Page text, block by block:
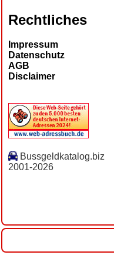
Rechtliches
Impressum
Datenschutz
AGB
Disclaimer
Bussgeldkatalog.biz
2001-2026